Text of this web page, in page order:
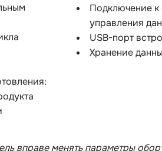
Подключение к
управления
USB-порт
Хранение
вправе менять параметры